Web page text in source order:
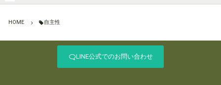
HOME 自主性
LINE公式でのお問い合わせ